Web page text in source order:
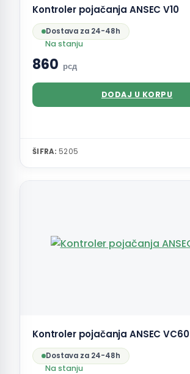
Kontroler pojačanja ANSEC V10
Dostava za 24-48h
Na stanju
860 рсд
DODAJ U KORPU
ŠIFRA: 5205
Kontroler pojačanja ANSEC VC60
Dostava za 24-48h
Na stanju